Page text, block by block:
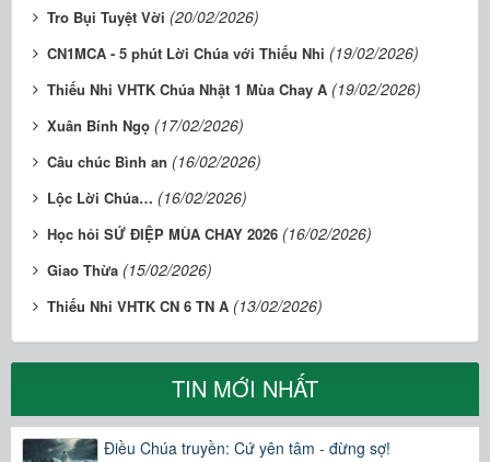
Tro Bụi Tuyệt Vời (20/02/2026)
CN1MCA - 5 phút Lời Chúa với Thiếu Nhi (19/02/2026)
​​​​​​​Thiếu Nhi VHTK Chúa Nhật 1 Mùa Chay A (19/02/2026)
Xuân Bính Ngọ (17/02/2026)
Câu chúc Bình an (16/02/2026)
Lộc Lời Chúa… (16/02/2026)
Học hỏi SỨ ĐIỆP MÙA CHAY 2026 (16/02/2026)
Giao Thừa (15/02/2026)
Thiếu Nhi VHTK CN 6 TN A (13/02/2026)
TIN MỚI NHẤT
Điều Chúa truyền: Cứ yên tâm - đừng sợ!